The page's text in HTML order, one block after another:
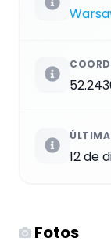
12 de
Fotos